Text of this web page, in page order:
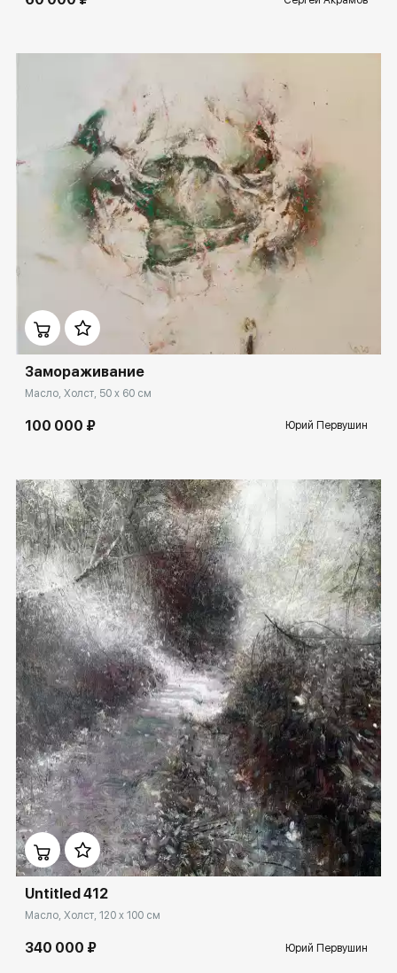
Замораживание
Масло, Холст, 50 x 60 см
100 000 ₽ Юрий Первушин
Домен: rakovgallery.ru
Untitled 412
Масло, Холст, 120 x 100 см
340 000 ₽ Юрий Первушин